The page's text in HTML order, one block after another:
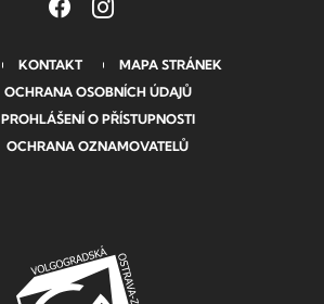
KONTAKT
MAPA STRÁNEK
OCHRANA OSOBNÍCH ÚDAJŮ
PROHLÁŠENÍ O PŘÍSTUPNOSTI
OCHRANA OZNAMOVATELŮ